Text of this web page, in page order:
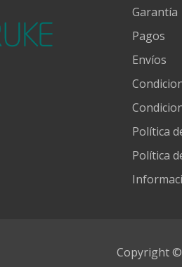
Garantía
Pagos
Envíos
Política
Política
Copyright ©